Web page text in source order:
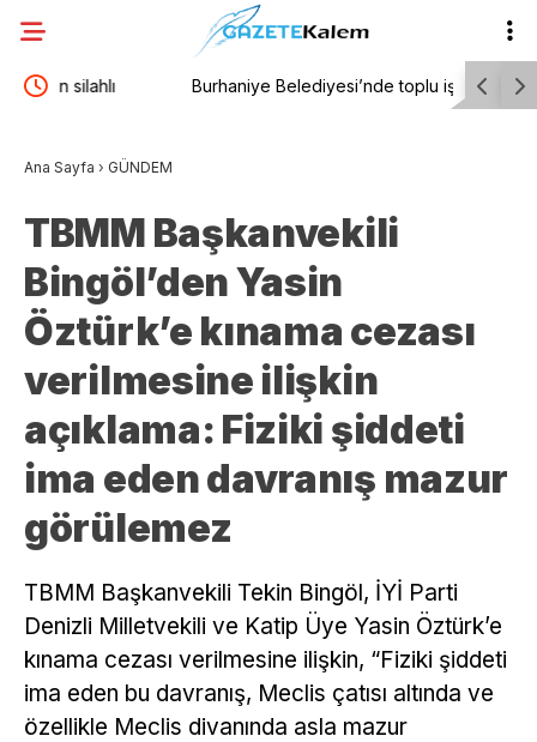
Burhaniye Belediyesi’nde toplu iş sözleşmesi Gökhan
Ana Sayfa › GÜNDEM
TBMM Başkanvekili
Bingöl’den Yasin
Öztürk’e kınama cezası
verilmesine ilişkin
açıklama: Fiziki şiddeti
ima eden davranış mazur
görülemez
TBMM Başkanvekili Tekin Bingöl, İYİ Parti
Denizli Milletvekili ve Katip Üye Yasin Öztürk’e
kınama cezası verilmesine ilişkin, “Fiziki şiddeti
ima eden bu davranış, Meclis çatısı altında ve
özellikle Meclis divanında asla mazur